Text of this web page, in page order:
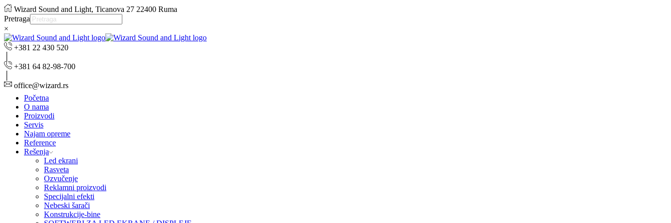
Wizard Sound and Light, Ticanova 27 22400 Ruma
Pretraga
×
+381 22 430 520
+381 64 82-98-700
office@wizard.rs
Početna
O nama
Proizvodi
Servis
Najam opreme
Reference
Rešenja
Led ekrani
Rasveta
Ozvučenje
Reklamni proizvodi
Specijalni efekti
Nebeski šarači
Konstrukcije-bine